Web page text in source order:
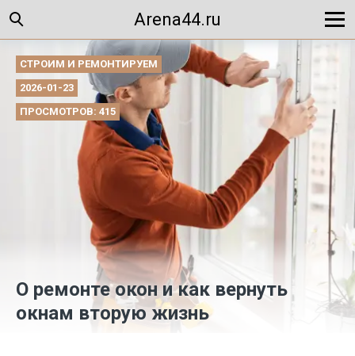
Arena44.ru
СТРОИМ И РЕМОНТИРУЕМ
2026-01-23
ПРОСМОТРОВ: 415
О ремонте окон и как вернуть
окнам вторую жизнь